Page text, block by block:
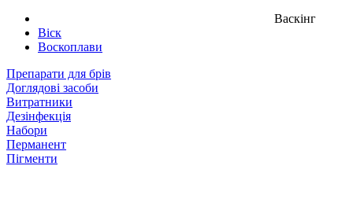
Васкінг
Віск
Воскоплави
Препарати для брів
Доглядові засоби
Витратники
Дезінфекція
Набори
Перманент
Пігменти